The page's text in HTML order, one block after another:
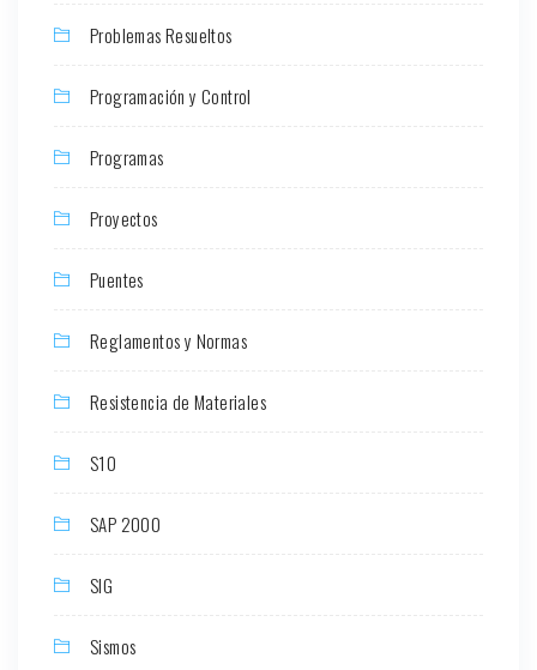
Problemas Resueltos
Programación y Control
Programas
Proyectos
Puentes
Reglamentos y Normas
Resistencia de Materiales
S10
SAP 2000
SIG
Sismos